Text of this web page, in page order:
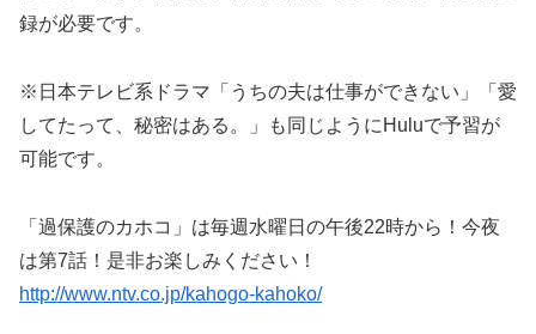
録が必要です。
※日本テレビ系ドラマ「うちの夫は仕事ができない」「愛
してたって、秘密はある。」も同じようにHuluで予習が
可能です。
「過保護のカホコ」は毎週水曜日の午後22時から！今夜
は第7話！是非お楽しみください！
http://www.ntv.co.jp/kahogo-kahoko/